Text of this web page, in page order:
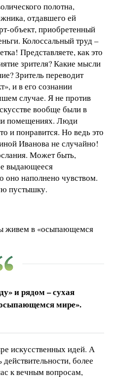
полотна,
отдавшего ей
объект, приобретенный
Колоссальный труд –
Представляете, как это
зрителя? Какие мысли
Зритель переводит
и в его сознании
случае. Я не против
вообще были в
помещениях. Люди
и понравится. Но ведь это
Иванова не случайно!
Может быть,
выдающееся
оно наполнено чувством.
пустышку.
живем в «осыпающемся
и рядом – сухая
мире».
искусственных идей. А
более
к вечным вопросам,